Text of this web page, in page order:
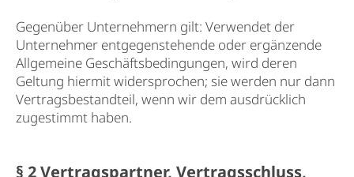
Gegenüber Unternehmern gilt: Verwendet der
Unternehmer entgegenstehende oder ergänzende
Allgemeine Geschäftsbedingungen, wird deren
Geltung hiermit widersprochen; sie werden nur dann
Vertragsbestandteil, wenn wir dem ausdrücklich
zugestimmt haben.
§ 2 Vertragspartner, Vertragsschluss,